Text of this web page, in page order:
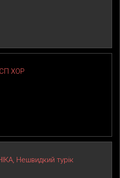
ХОР
Нешвидкий турік